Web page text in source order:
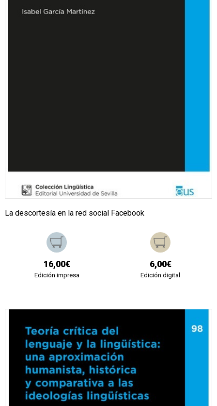
La descortesía en la red social Facebook
16,00€
Edición impresa
6,00€
Edición digital